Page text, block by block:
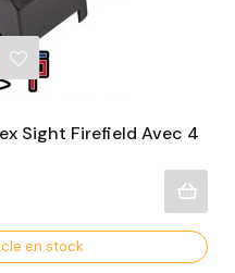
Sight Firefield Avec 4
en stock